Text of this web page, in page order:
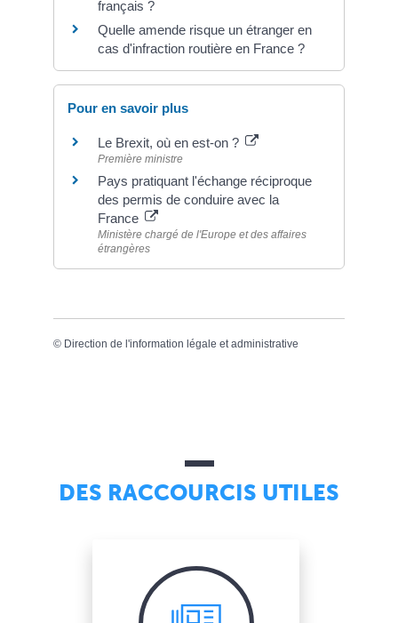
français ?
Quelle amende risque un étranger en
cas d'infraction routière en France ?
Pour en savoir plus
Le Brexit, où en est-on ?
Première ministre
Pays pratiquant l'échange réciproque
des permis de conduire avec la
France
Ministère chargé de l'Europe et des affaires
étrangères
© Direction de l'information légale et administrative
DES RACCOURCIS UTILES